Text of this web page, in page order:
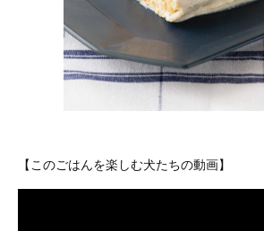
【このごはんを楽しむ犬たちの動画】